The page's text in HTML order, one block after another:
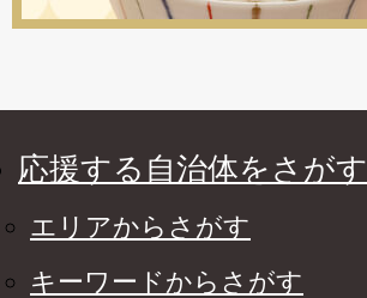
応援する自治体をさがす
エリアからさがす
キーワードからさがす